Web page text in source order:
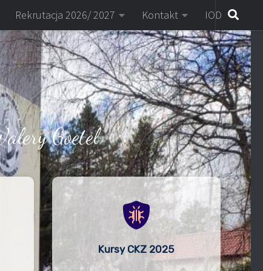
Rekrutacja 2026/ 2027 Kontakt IOD
Goetel
Kursy CKZ 2025